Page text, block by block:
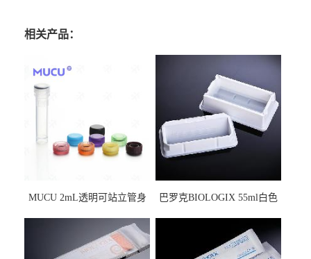
相关产品：
MUCU 2mL透明可站立管身
巴罗克BIOLOGIX 55ml白色
马射线灭菌25-0051